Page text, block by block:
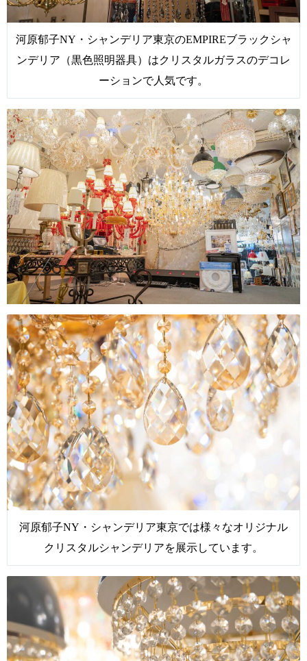
河原郁子NY・シャンデリア東京のEMPIREブラックシャ
ンデリア（黒色照明器具）はクリスタルガラスのデコレ
ーションで人気です。
河原郁子NY・シャンデリア東京では様々なオリジナル
クリスタルシャンデリアを展示しています。